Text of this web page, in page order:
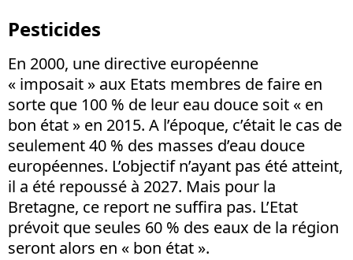
Pesticides
En 2000, une directive européenne
« imposait » aux Etats membres de faire en
sorte que 100 % de leur eau douce soit « en
bon état » en 2015. A l’époque, c’était le cas de
seulement 40 % des masses d’eau douce
européennes. L’objectif n’ayant pas été atteint,
il a été repoussé à 2027. Mais pour la
Bretagne, ce report ne suffira pas. L’Etat
prévoit que seules 60 % des eaux de la région
seront alors en « bon état ».